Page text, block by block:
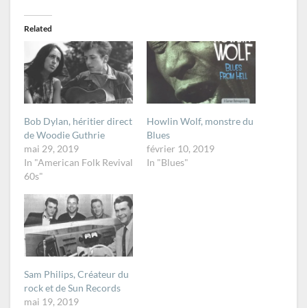
Related
Bob Dylan, héritier direct
de Woodie Guthrie
mai 29, 2019
In "American Folk Revival
60s"
Howlin Wolf, monstre du
Blues
février 10, 2019
In "Blues"
Sam Philips, Créateur du
rock et de Sun Records
mai 19, 2019